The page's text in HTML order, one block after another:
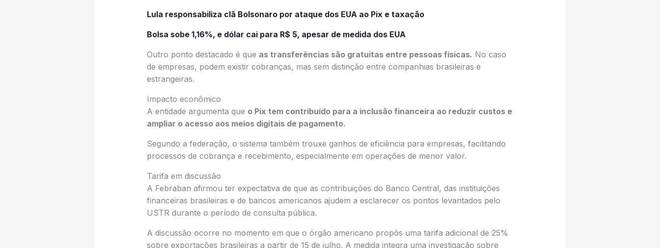
Lula responsabiliza clã Bolsonaro por ataque dos EUA ao Pix e taxação
Bolsa sobe 1,16%, e dólar cai para R$ 5, apesar de medida dos EUA
Outro ponto destacado é que as transferências são gratuitas entre pessoas físicas. No caso
de empresas, podem existir cobranças, mas sem distinção entre companhias brasileiras e
estrangeiras.
Impacto econômico
A entidade argumenta que o Pix tem contribuído para a inclusão financeira ao reduzir custos e
ampliar o acesso aos meios digitais de pagamento.
Segundo a federação, o sistema também trouxe ganhos de eficiência para empresas, facilitando
processos de cobrança e recebimento, especialmente em operações de menor valor.
Tarifa em discussão
A Febraban afirmou ter expectativa de que as contribuições do Banco Central, das instituições
financeiras brasileiras e de bancos americanos ajudem a esclarecer os pontos levantados pelo
USTR durante o período de consulta pública.
A discussão ocorre no momento em que o órgão americano propôs uma tarifa adicional de 25%
sobre exportações brasileiras a partir de 15 de julho. A medida integra uma investigação sobre